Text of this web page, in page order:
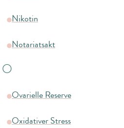
Nikotin
Notariatsakt
O
Ovarielle Reserve
Oxidativer Stress